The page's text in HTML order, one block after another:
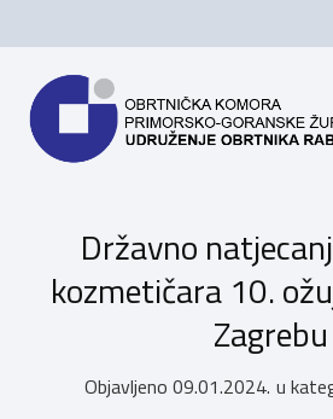
Državno
kozmetičara 10.
Zagrebu
Objavljeno 09.01.2024. u